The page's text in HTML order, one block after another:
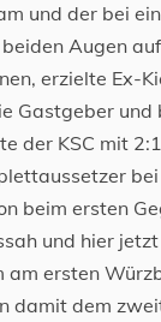
und der bei
Augen
erzielte Ex-
Gastgeber und
der KSC mit
beim ersten
und hier
am ersten
damit dem